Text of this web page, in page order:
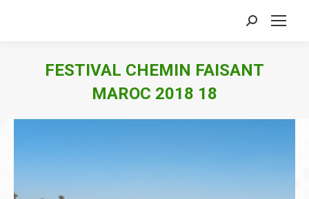
Search:
FESTIVAL CHEMIN FAISANT
MAROC 2018 18